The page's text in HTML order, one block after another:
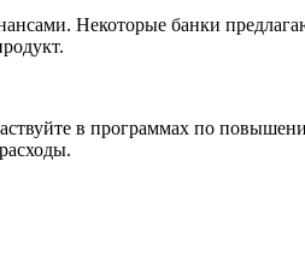
Некоторые банки
в программах по